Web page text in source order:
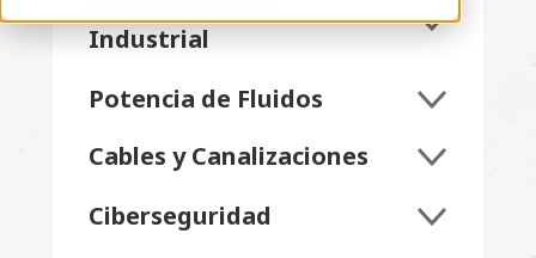
Industrial
Potencia de Fluidos
Cables y Canalizaciones
Ciberseguridad